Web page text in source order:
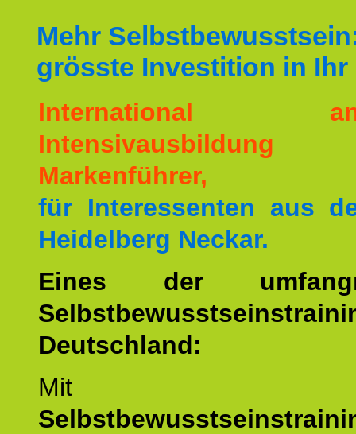
Mehr
grösste Investition in Ihr
International
Markenführer,
für Interessenten aus
Heidelberg Neckar.
Eines der
Deutschland:
Mit